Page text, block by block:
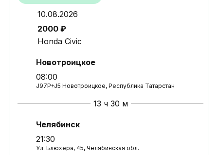
10.08.2026
2000 ₽
Honda Civic
Новотроицкое
08:00
J97P+J5 Новотроицкое, Республика Татарстан
13 ч 30 м
Челябинск
21:30
Ул. Блюхера, 45, Челябинская обл.